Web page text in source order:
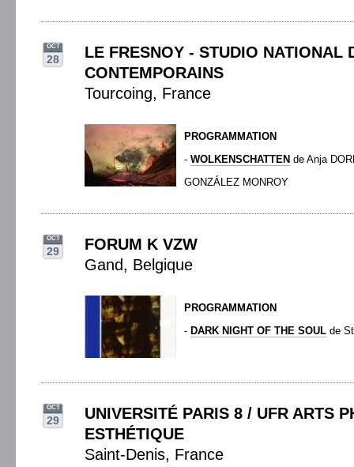
OCT
28
LE FRESNOY - STUDIO NATIONAL
CONTEMPORAINS
Tourcoing, France
PROGRAMMATION
- WOLKENSCHATTEN de Anja
GONZÁLEZ MONROY
OCT
29
FORUM K VZW
Gand, Belgique
PROGRAMMATION
- DARK NIGHT OF THE SOUL de
OCT
29
UNIVERSITÉ PARIS 8 / UFR ARTS
ESTHÉTIQUE
Saint-Denis, France